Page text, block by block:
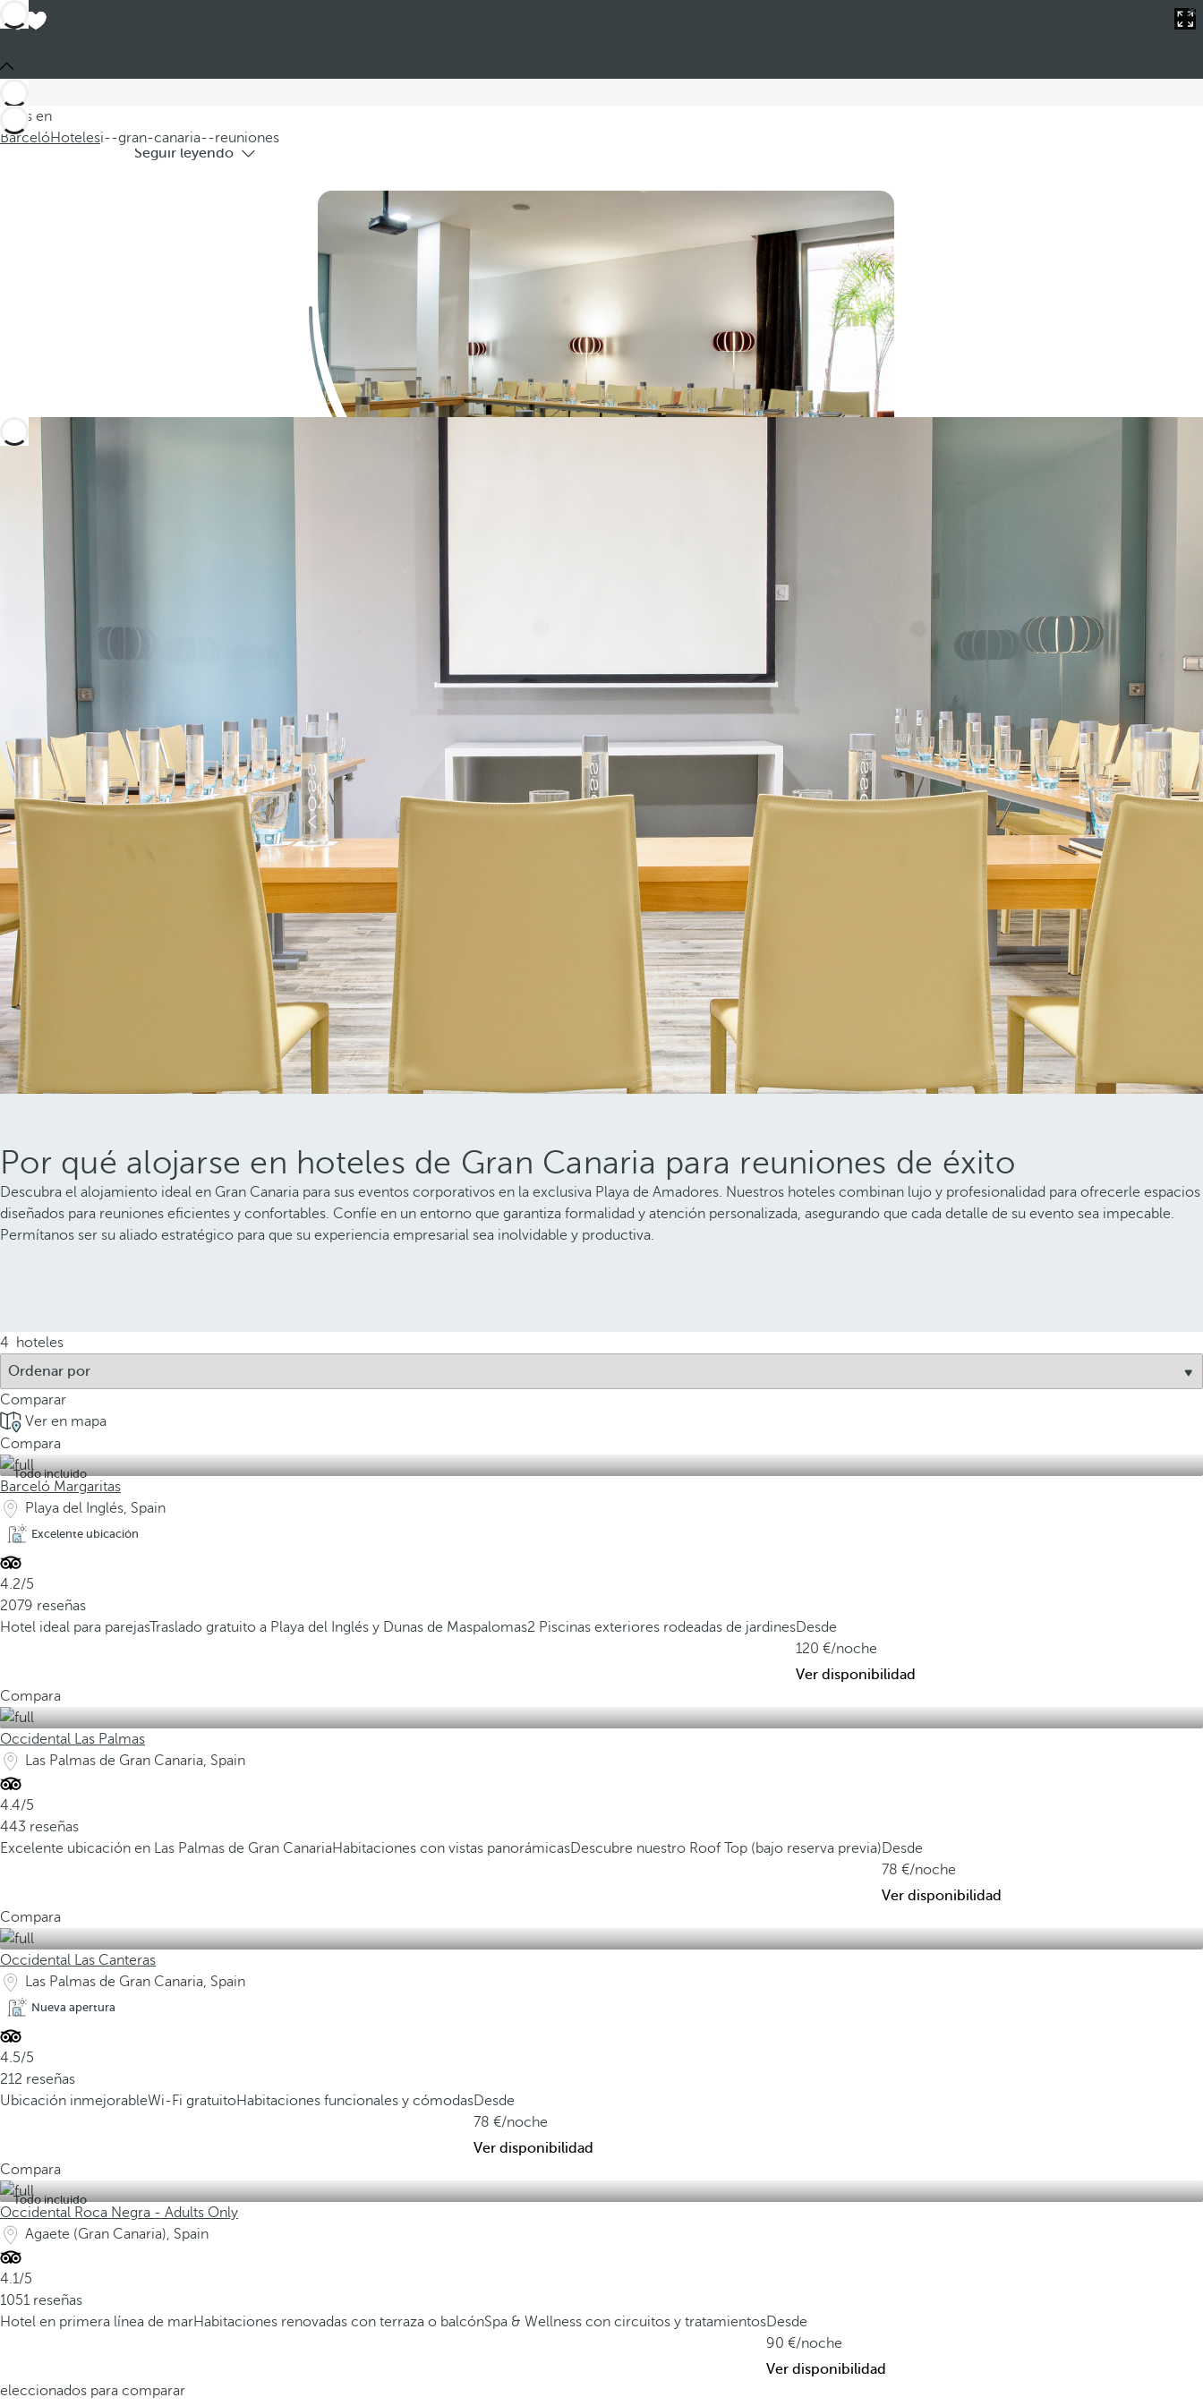
Estás en
BarcelóHotelesi--gran-canaria--reuniones
Hoteles Gran Canaria reuniones
Seguir leyendo
Por qué alojarse en hoteles de Gran Canaria para reuniones de éxito
Descubra el alojamiento ideal en Gran Canaria para sus eventos corporativos en la exclusiva Playa de Amadores. Nuestros hoteles combinan lujo y profesionalidad para ofrecerle espacios
diseñados para reuniones eficientes y confortables. Confíe en un entorno que garantiza formalidad y atención personalizada, asegurando que cada detalle de su evento sea impecable.
Permítanos ser su aliado estratégico para que su experiencia empresarial sea inolvidable y productiva.
4 hoteles
Comparar
Ver en mapa
Compara
Todo incluido
Barceló Margaritas
Playa del Inglés, Spain
Excelente ubicación
4.2/5
2079 reseñas
Hotel ideal para parejasTraslado gratuito a Playa del Inglés y Dunas de Maspalomas2 Piscinas exteriores rodeadas de jardinesDesde
120
/noche
Ver disponibilidad
Compara
Occidental Las Palmas
Las Palmas de Gran Canaria, Spain
4.4/5
443 reseñas
Excelente ubicación en Las Palmas de Gran CanariaHabitaciones con vistas panorámicasDescubre nuestro Roof Top (bajo reserva previa)Desde
78
/noche
Ver disponibilidad
Compara
Occidental Las Canteras
Las Palmas de Gran Canaria, Spain
Nueva apertura
4.5/5
212 reseñas
Ubicación inmejorableWi-Fi gratuitoHabitaciones funcionales y cómodasDesde
78
/noche
Ver disponibilidad
Compara
Todo incluido
Occidental Roca Negra - Adults Only
Agaete (Gran Canaria), Spain
4.1/5
1051 reseñas
Hotel en primera línea de marHabitaciones renovadas con terraza o balcónSpa & Wellness con circuitos y tratamientosDesde
90
/noche
Ver disponibilidad
para comparar